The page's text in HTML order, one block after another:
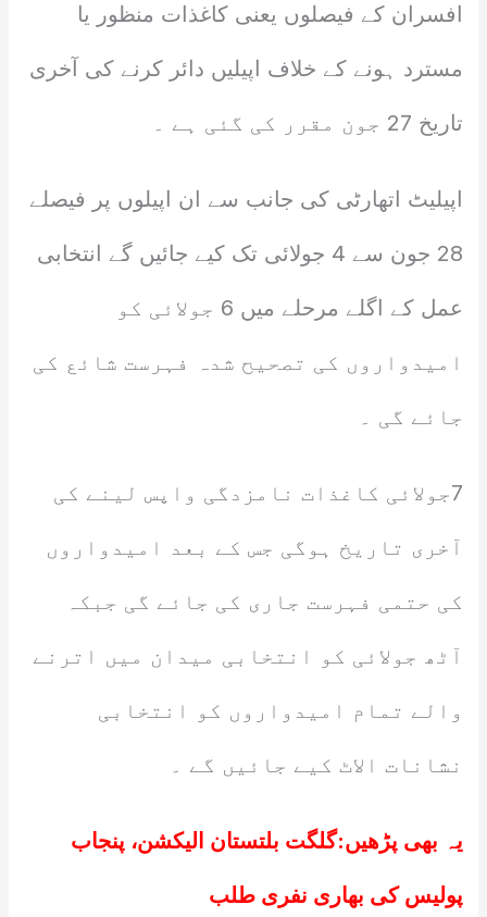
افسران کے فیصلوں یعنی کاغذات منظور یا
مسترد ہونے کے خلاف اپیلیں دائر کرنے کی آخری
تاریخ 27 جون مقرر کی گئی ہے ۔
اپیلیٹ اتھارٹی کی جانب سے ان اپیلوں پر فیصلے
28 جون سے 4 جولائی تک کیے جائیں گے انتخابی
عمل کے اگلے مرحلے میں 6 جولائی کو
امیدواروں کی تصحیح شدہ فہرست شائع کی
جائے گی ۔
7جولائی کاغذات نامزدگی واپس لینے کی
آخری تاریخ ہوگی جس کے بعد امیدواروں
کی حتمی فہرست جاری کی جائے گی جبکہ
آٹھ جولائی کو انتخابی میدان میں اترنے
والے تمام امیدواروں کو انتخابی
نشانات الاٹ کیے جائیں گے ۔
یہ بھی پڑھیں:گلگت بلتستان الیکشن، پنجاب
پولیس کی بھاری نفری طلب